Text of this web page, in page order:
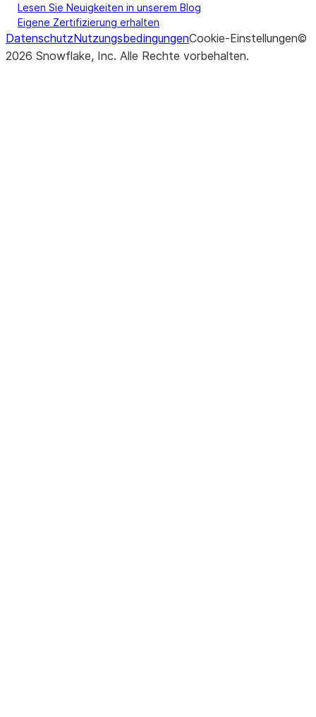
Lesen Sie Neuigkeiten in unserem Blog
Eigene Zertifizierung erhalten
DatenschutzNutzungsbedingungenCookie-Einstellungen©
2026 Snowflake, Inc. Alle Rechte vorbehalten.